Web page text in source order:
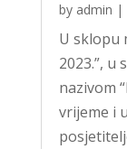
by admin |
U sklopu
2023.”, u
nazivom
vrijeme i